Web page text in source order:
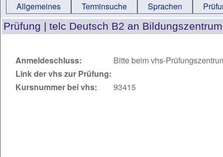
Allgemeines Terminsuche Sprachen
Prüfung | telc Deutsch B2 an
Anmeldeschluss:
Bitte beim vhs-
Link der vhs zur Prüfung:
Kursnummer bei vhs:
93415